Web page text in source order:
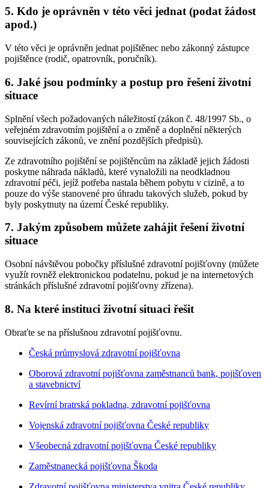
5. Kdo je oprávněn v této věci jednat (podat žádost
apod.)
V této věci je oprávněn jednat pojištěnec nebo zákonný zástupce
pojištěnce (rodič, opatrovník, poručník).
6. Jaké jsou podmínky a postup pro řešení životní
situace
Splnění všech požadovaných náležitostí (zákon č. 48/1997 Sb., o
veřejném zdravotním pojištění a o změně a doplnění některých
souvisejících zákonů, ve znění pozdějších předpisů).
Ze zdravotního pojištění se pojištěncům na základě jejich žádosti
poskytne náhrada nákladů, které vynaložili na neodkladnou
zdravotní péči, jejíž potřeba nastala během pobytu v cizině, a to
pouze do výše stanovené pro úhradu takových služeb, pokud by
byly poskytnuty na území České republiky.
7. Jakým způsobem můžete zahájit řešení životní
situace
Osobní návštěvou pobočky příslušné zdravotní pojišťovny (můžete
využít rovněž elektronickou podatelnu, pokud je na internetových
stránkách příslušné zdravotní pojišťovny zřízena).
8. Na které instituci životní situaci řešit
Obraťte se na příslušnou zdravotní pojišťovnu.
Česká průmyslová zdravotní pojišťovna
Oborová zdravotní pojišťovna zaměstnanců bank, pojišťoven
a stavebnictví
Revírní bratrská pokladna, zdravotní pojišťovna
Vojenská zdravotní pojišťovna České republiky
Všeobecná zdravotní pojišťovna České republiky
Zaměstnanecká pojišťovna Škoda